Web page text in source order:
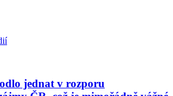
jednat v rozporu